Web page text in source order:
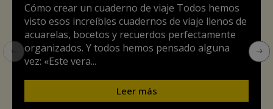
Cómo crear un cuaderno de viaje Todos hemos
visto esos increíbles cuadernos de viaje llenos de
acuarelas, bocetos y recuerdos perfectamente
organizados. Y todos hemos pensado alguna
vez: «Este vera...
Leer más